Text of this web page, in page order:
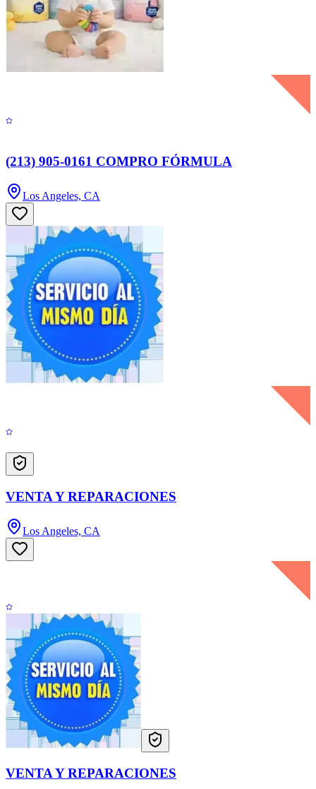
(213) 905-0161 COMPRO FÓRMULA
Los Angeles, CA
VENTA Y REPARACIONES
Los Angeles, CA
VENTA Y REPARACIONES